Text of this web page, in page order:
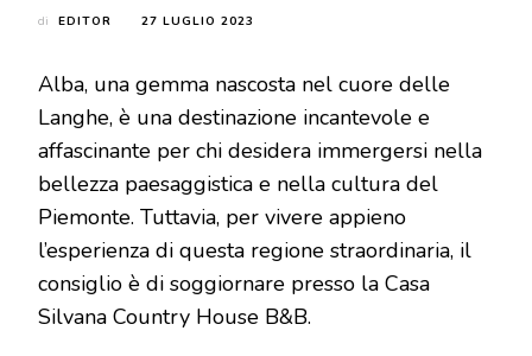
di EDITOR 27 LUGLIO 2023
Alba, una gemma nascosta nel cuore delle
Langhe, è una destinazione incantevole e
affascinante per chi desidera immergersi nella
bellezza paesaggistica e nella cultura del
Piemonte. Tuttavia, per vivere appieno
l’esperienza di questa regione straordinaria, il
consiglio è di soggiornare presso la Casa
Silvana Country House B&B.